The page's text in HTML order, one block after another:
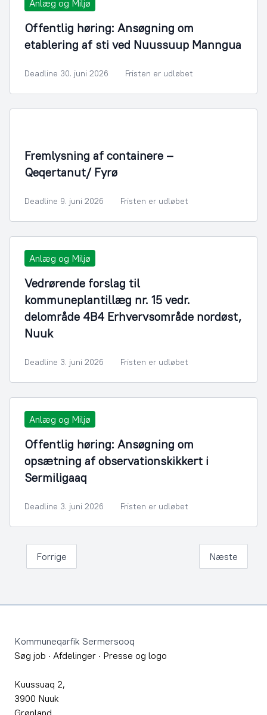
Anlæg og Miljø
Offentlig høring: Ansøgning om
etablering af sti ved Nuussuup Manngua
Deadline 30. juni 2026 Fristen er udløbet
Fremlysning af containere –
Qeqertanut/ Fyrø
Deadline 9. juni 2026 Fristen er udløbet
Anlæg og Miljø
Vedrørende forslag til
kommuneplantillæg nr. 15 vedr.
delområde 4B4 Erhvervsområde nordøst,
Nuuk
Deadline 3. juni 2026 Fristen er udløbet
Anlæg og Miljø
Offentlig høring: Ansøgning om
opsætning af observationskikkert i
Sermiligaaq
Deadline 3. juni 2026 Fristen er udløbet
Forrige Næste
Kommuneqarfik Sermersooq
Søg job · Afdelinger · Presse og logo
Kuussuaq 2,
3900 Nuuk
Grønland